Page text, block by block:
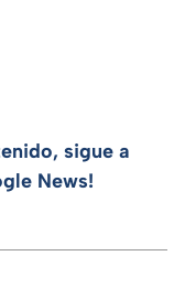
sigue a
News!